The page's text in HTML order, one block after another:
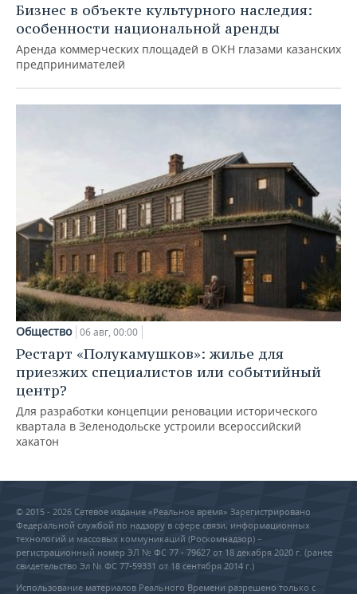
Бизнес в объекте культурного наследия:
особенности национальной аренды
Аренда коммерческих площадей в ОКН глазами казанских
предпринимателей
Общество 06 авг, 00:00
Рестарт «Полукамушков»: жилье для
приезжих специалистов или событийный
центр?
Для разработки концепции реновации исторического
квартала в Зеленодольске устроили всероссийский
хакатон
© 2015 - 2026 Сетевое издание «Реальное время» Зарегистрировано
Федеральной службой по надзору в сфере связи, информационных
технологий и массовых коммуникаций (Роскомнадзор) –
регистрационный номер ЭЛ № ФС 77 - 79627 от 18 декабря 2020 г. (ранее
свидетельство Эл № ФС 77-59331 от 18 сентября 2014 г.)
Использование материалов Реального Времени разрешено только с